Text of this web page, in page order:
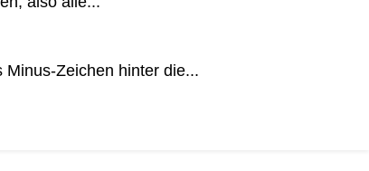
Zeichen hinter die...